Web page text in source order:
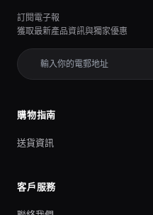
訂閱電子報
獲取最新產品資訊與獨家優惠
購物指南
送貨資訊
客戶服務